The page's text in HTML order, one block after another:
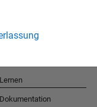
Lernen
Dokumentation